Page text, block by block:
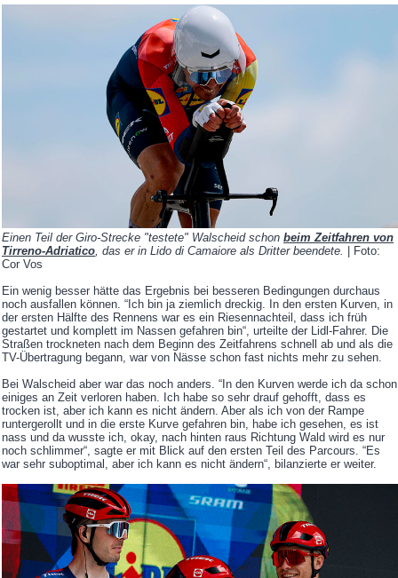
Einen Teil der Giro-Strecke "testete" Walscheid schon beim Zeitfahren von
Tirreno-Adriatico, das er in Lido di Camaiore als Dritter beendete.
| Foto:
Cor Vos
Ein wenig besser hätte das Ergebnis bei besseren Bedingungen durchaus
noch ausfallen können. “Ich bin ja ziemlich dreckig. In den ersten Kurven, in
der ersten Hälfte des Rennens war es ein Riesennachteil, dass ich früh
gestartet und komplett im Nassen gefahren bin“, urteilte der Lidl-Fahrer. Die
Straßen trockneten nach dem Beginn des Zeitfahrens schnell ab und als die
TV-Übertragung begann, war von Nässe schon fast nichts mehr zu sehen.
Bei Walscheid aber war das noch anders. “In den Kurven werde ich da schon
einiges an Zeit verloren haben. Ich habe so sehr drauf gehofft, dass es
trocken ist, aber ich kann es nicht ändern. Aber als ich von der Rampe
runtergerollt und in die erste Kurve gefahren bin, habe ich gesehen, es ist
nass und da wusste ich, okay, nach hinten raus Richtung Wald wird es nur
noch schlimmer“, sagte er mit Blick auf den ersten Teil des Parcours. “Es
war sehr suboptimal, aber ich kann es nicht ändern“, bilanzierte er weiter.